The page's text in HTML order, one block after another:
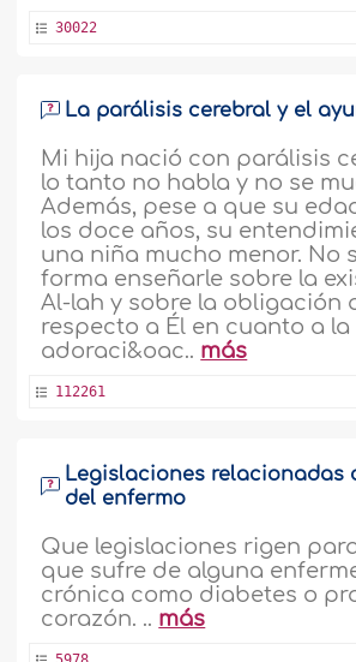
30022
La parálisis cerebral y el
Mi hija nació con parálisis
lo tanto no habla y no se
Además, pese a que su
los doce años, su
una niña mucho menor. No
forma enseñarle sobre la
Al-lah y sobre la obligación
respecto a Él en cuanto a la
adoraci&oac.. más
112261
Legislaciones relacionadas
del enfermo
Que legislaciones rigen
que sufre de alguna
crónica como diabetes o
corazón. .. más